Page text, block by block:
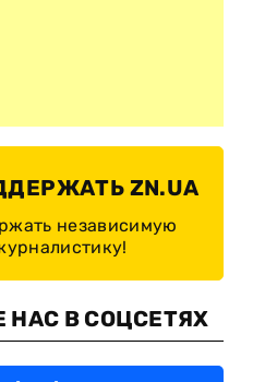
ZN.UA
независимую
НАС В СОЦСЕТЯХ